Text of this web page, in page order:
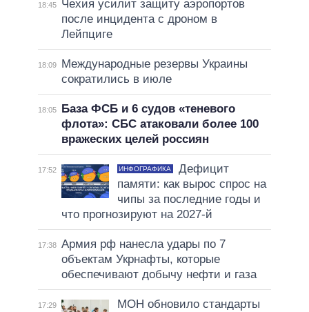
18:45
Чехия усилит защиту аэропортов
после инцидента с дроном в
Лейпциге
18:09
Международные резервы Украины
сократились в июле
18:05
База ФСБ и 6 судов «теневого
флота»: СБС атаковали более 100
вражеских целей россиян
17:52 ИНФОГРАФИКА
Дефицит
памяти: как вырос спрос на
чипы за последние годы и
что прогнозируют на 2027-й
17:38 Армия рф нанесла удары по 7
объектам Укрнафты, которые
обеспечивают добычу нефти и газа
17:29
МОН обновило стандарты